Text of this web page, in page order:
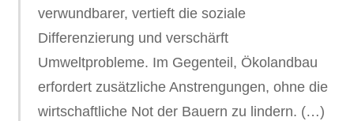
verwundbarer, vertieft die soziale
Differenzierung und verschärft
Umweltprobleme. Im Gegenteil, Ökolandbau
erfordert zusätzliche Anstrengungen, ohne die
wirtschaftliche Not der Bauern zu lindern. (…)